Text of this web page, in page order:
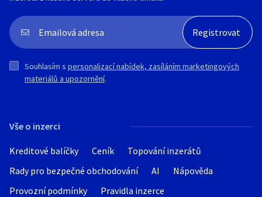
Vše o inzerci
Kreditové balíčky Ceník
Topování inzerátů
Rady pro bezpečné obchodování
AI
Nápověda
Provozní podmínky
Pravidla inzerce
Souhlasím s personalizací nabídek, zasíláním marketingových
materiálů a upozornění.